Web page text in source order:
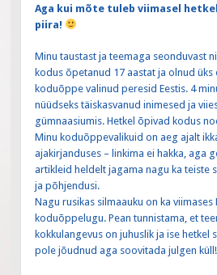
Aga kui mõte tuleb viimasel
piira!
Minu taustast ja teemaga seonduvast
kodus õpetanud 17 aastat ja olnud üks
koduõppe valinud peresid Eestis. 4
nüüdseks täiskasvanud inimesed ja
gümnaasiumis. Hetkel õpivad kodus
Minu koduõppevalikuid on aeg ajalt
ajakirjanduses – linkima ei hakka, aga
artikleid heldelt jagama nagu ka teiste
ja põhjendusi.
Nagu rusikas silmaauku on ka
koduõppelugu. Pean tunnistama, et
kokkulangevus on juhuslik ja ise hetkel
pole jõudnud aga soovitada julgen küll!